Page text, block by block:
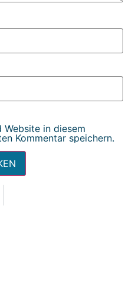
Website in diesem
Kommentar speichern.